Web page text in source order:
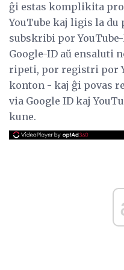
ĝi estas komplikita pro
YouTube kaj ligis la
subskribi por
Google-ID aŭ ensaluti
ripeti, por registri por
konton - kaj ĝi povas
via Google ID kaj
kune.